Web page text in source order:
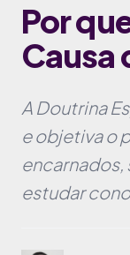
Por
Causa
A Doutrina
e objetiva o
estudar